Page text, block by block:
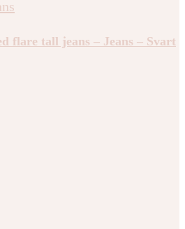
flare tall jeans – Jeans – Svart